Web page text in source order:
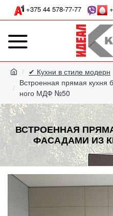
+375 44 578-77-77
✔ Кухни в стиле модерн
Встроенная прямая кухня
ного МДФ №50
ВСТРОЕННАЯ
ФАСАДАМИ ИЗ